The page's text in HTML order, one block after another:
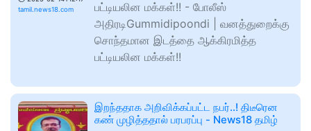
tamil.news18.com
பட்டியலின மக்கள்!! - போலீஸ்
அதிரடிGummidipoondi | வனத்துறைக்கு
சொந்தமான இடத்தை ஆக்கிரமித்த
பட்டியலின மக்கள்!!
இறந்ததாக அறிவிக்கப்பட்ட நபர்..! திடீரென
கண் முழித்ததால் பரபரப்பு - News18 தமிழ்